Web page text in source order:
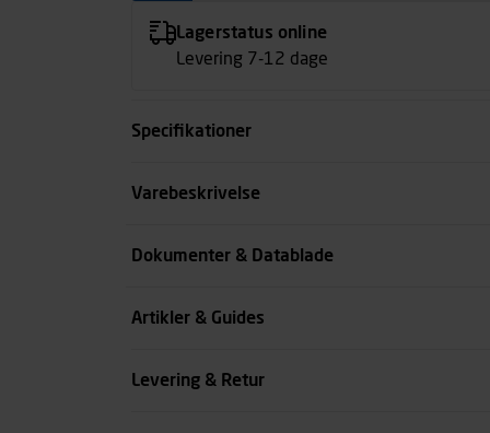
Lagerstatus online
Levering 7-12 dage
Specifikationer
Størrelse
Varebeskrivelse
Dokumenter & Datablade
Artikler & Guides
Levering & Retur